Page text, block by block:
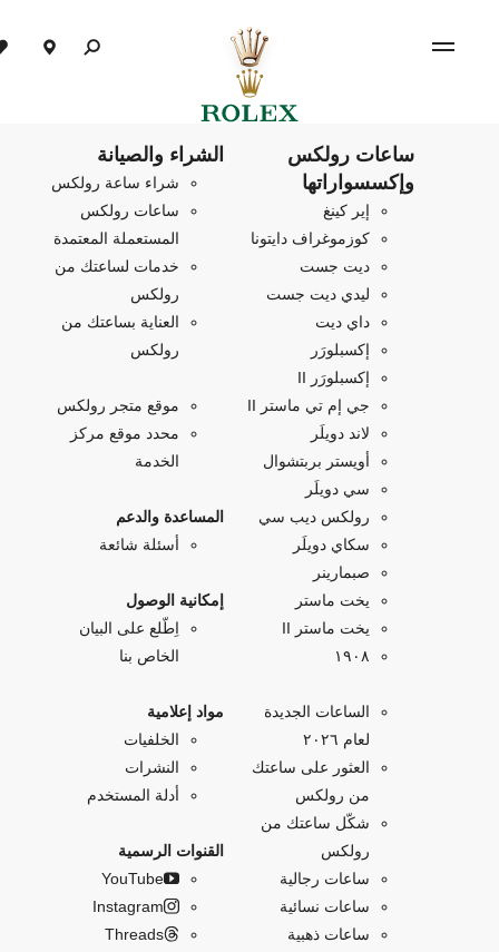
ساعات رولكس
وإكسسواراتها
إير كينغ
كوزموغراف دايتونا
ديت جست
ليدي ديت جست
داي ديت
إكسبلورَر
إكسبلورَر II
جي إم تي ماستر II
لاند دويلَر
أويستر بربتشوال
سي دويلَر
رولكس ديب سي
سكاي دويلَر
صبمارينر
يخت ماستر
يخت ماستر II
۱۹۰۸
الساعات الجديدة
لعام ٢٠٢٦
العثور على ساعتك
من رولكس
شكّل ساعتك من
رولكس
ساعات رجالية
ساعات نسائية
ساعات ذهبية
الشراء والصيانة
شراء ساعة رولكس
ساعات رولكس
المستعملة المعتمدة
خدمات لساعتك من
رولكس
العناية بساعتك من
رولكس
موقع متجر رولكس
محدد موقع مركز
الخدمة
المساعدة والدعم
أسئلة شائعة
إمكانية الوصول
اِطّلع على البيان
الخاص بنا
مواد إعلامية
الخلفيات
النشرات
أدلة المستخدم
القنوات الرسمية
YouTube
Instagram
Threads